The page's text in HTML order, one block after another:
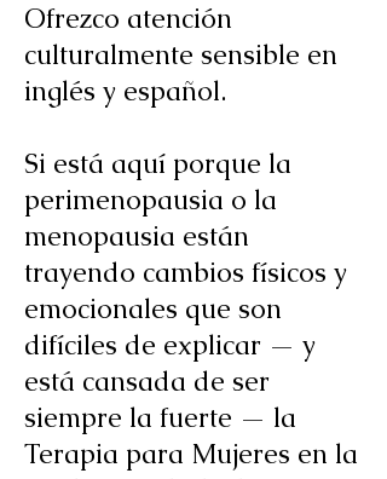
Ofrezco atención
culturalmente sensible en
inglés y español.
Si está aquí porque la
perimenopausia o la
menopausia están
trayendo cambios físicos y
emocionales que son
difíciles de explicar — y
está cansada de ser
siempre la fuerte — la
Terapia para Mujeres en la